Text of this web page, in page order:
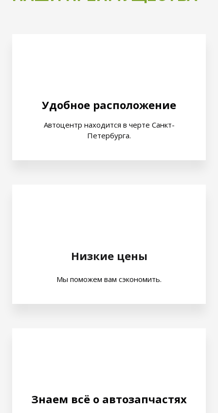
Удобное расположение
Автоцентр находится в черте Санкт-
Петербурга.
Низкие цены
Мы поможем вам сэкономить.
Знаем всё о автозапчастях